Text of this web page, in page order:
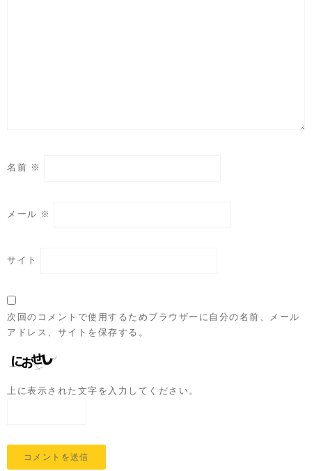
名前 ※
メール ※
サイト
次回のコメントで使用するためブラウザーに自分の名前、メール
アドレス、サイトを保存する。
上に表示された文字を入力してください。